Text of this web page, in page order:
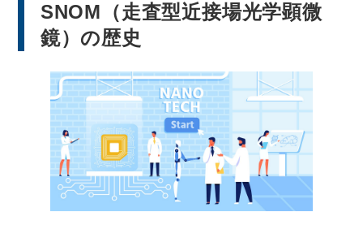
SNOM（走査型近接場光学顕微
鏡）の歴史